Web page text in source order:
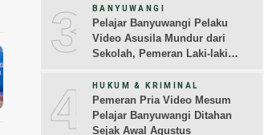
3 BANYUWANGI
Pelajar Banyuwangi Pelaku
Video Asusila Mundur dari
Sekolah, Pemeran Laki-laki
4 HUKUM & KRIMINAL
Pemeran Pria Video Mesum
Pelajar Banyuwangi Ditahan
Sejak Awal Agustus